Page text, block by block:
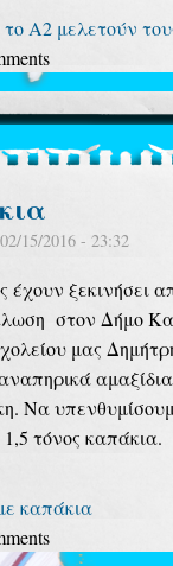
Α2 μελετούν
15/2016 - 23:32
έχουν
στον Δήμο
μας
Να
τόνος καπάκια.
καπάκια